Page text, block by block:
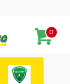
0
Сashback 2500
шины ATTAR